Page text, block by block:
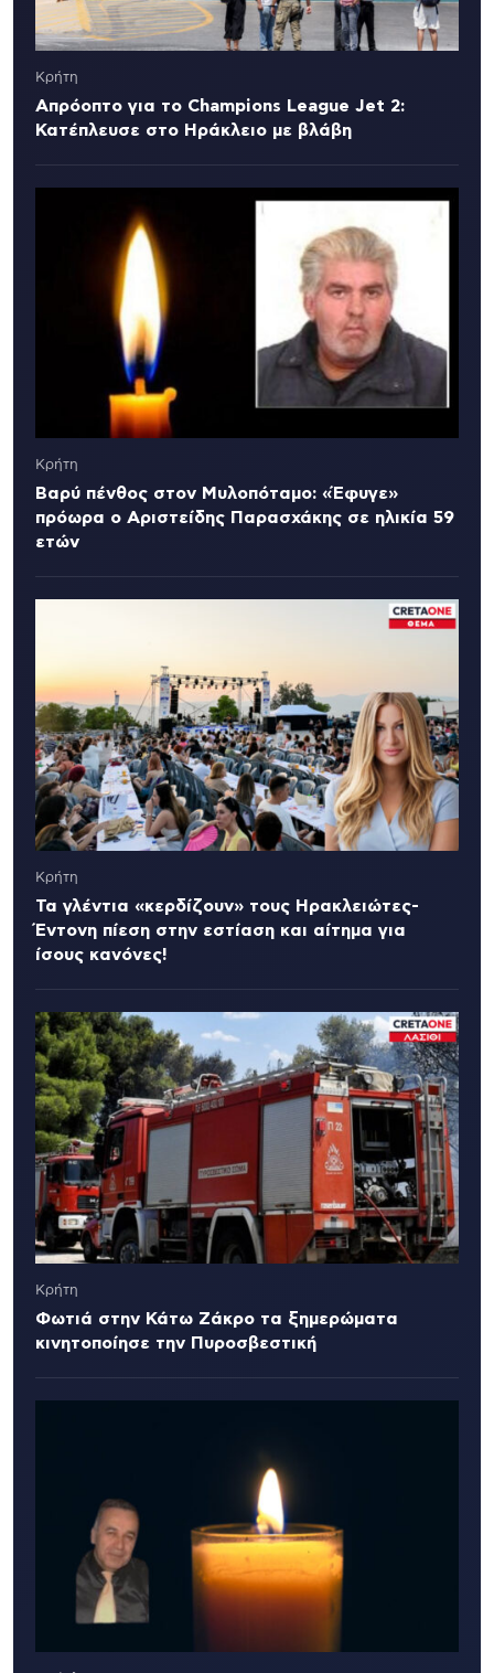
Κρήτη
Απρόοπτο για το Champions League Jet 2:
Κατέπλευσε στο Ηράκλειο με βλάβη
Κρήτη
Βαρύ πένθος στον Μυλοπόταμο: «Έφυγε»
πρόωρα ο Αριστείδης Παρασχάκης σε ηλικία 59
ετών
Κρήτη
Τα γλέντια «κερδίζουν» τους Ηρακλειώτες-
Έντονη πίεση στην εστίαση και αίτημα για
ίσους κανόνες!
Κρήτη
Φωτιά στην Κάτω Ζάκρο τα ξημερώματα
κινητοποίησε την Πυροσβεστική